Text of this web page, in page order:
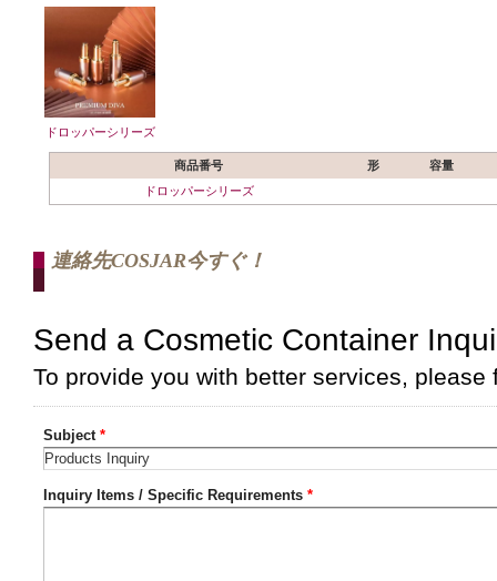
ドロッパーシリーズ
商品番号 形
容量
ドロッパーシリーズ
連絡先COSJAR今すぐ！